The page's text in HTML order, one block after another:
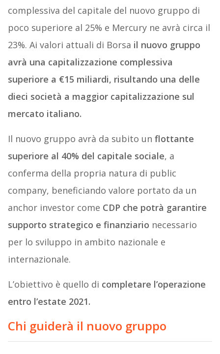
complessiva del capitale del nuovo gruppo di
poco superiore al 25% e Mercury ne avrà circa il
23%. Ai valori attuali di Borsa il nuovo gruppo
avrà una capitalizzazione complessiva
superiore a €15 miliardi, risultando una delle
dieci società a maggior capitalizzazione sul
mercato italiano.
Il nuovo gruppo avrà da subito un flottante
superiore al 40% del capitale sociale, a
conferma della propria natura di public
company, beneficiando valore portato da un
anchor investor come CDP che potrà garantire
supporto strategico e finanziario necessario
per lo sviluppo in ambito nazionale e
internazionale.
L’obiettivo è quello di completare l’operazione
entro l’estate 2021.
Chi guiderà il nuovo gruppo